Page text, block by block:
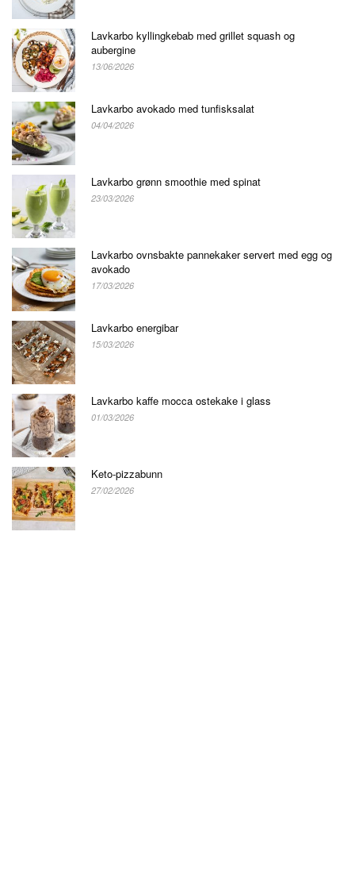
Lavkarbo kyllingkebab med grillet squash og
aubergine
13/06/2026
Lavkarbo avokado med tunfisksalat
04/04/2026
Lavkarbo grønn smoothie med spinat
23/03/2026
Lavkarbo ovnsbakte pannekaker servert med egg og
avokado
17/03/2026
Lavkarbo energibar
15/03/2026
Lavkarbo kaffe mocca ostekake i glass
01/03/2026
Keto-pizzabunn
27/02/2026